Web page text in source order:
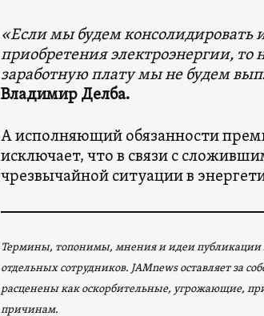
«Если мы будем консолидировать
приобретения электроэнергии, то
заработную плату мы не будем
Владимир Делба.
А исполняющий обязанности
исключает, что в связи с
чрезвычайной ситуации в
Термины, топонимы, мнения и идеи публикации
отдельных сотрудников. JAMnews оставляет за
расценены как оскорбительные, угрожающие,
причинам.